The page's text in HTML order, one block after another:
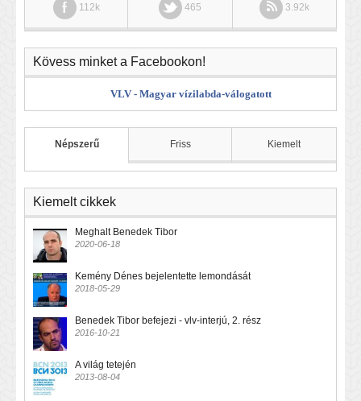
112k 465 3.92k
Kövess minket a Facebookon!
VLV - Magyar vízilabda-válogatott
Népszerű Friss Kiemelt
Kiemelt cikkek
Meghalt Benedek Tibor
2020-06-18
Kemény Dénes bejelentette lemondását
2018-05-29
Benedek Tibor befejezi - vlv-interjú, 2. rész
2016-10-21
A világ tetején
2013-08-04